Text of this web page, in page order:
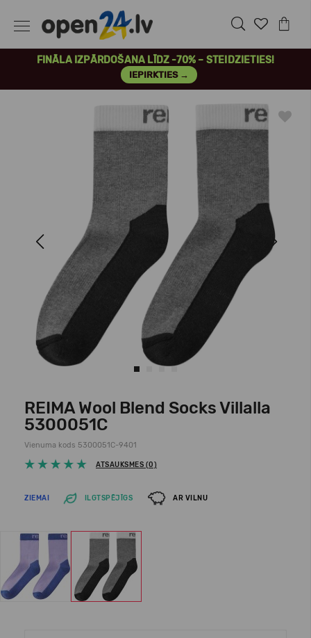
FINĀLA IZPĀRDOŠANA LĪDZ -70% – STEIDZIETIES!
IEPIRKTIES →
Previous
REIMA Wool Blend Socks Villalla
5300051C
Vienuma kods 5300051C-9401
ATSAUKSMES (0)
ZIEMAI ILGTSPĒJĪGS AR VILNU